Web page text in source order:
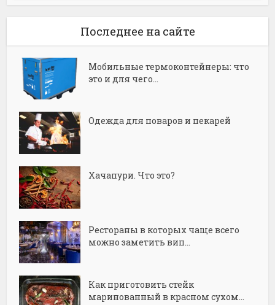
Последнее на сайте
Мобильные термоконтейнеры: что
это и для чего...
Одежда для поваров и пекарей
Хачапури. Что это?
Рестораны в которых чаще всего
можно заметить вип...
Как приготовить стейк
маринованный в красном сухом...